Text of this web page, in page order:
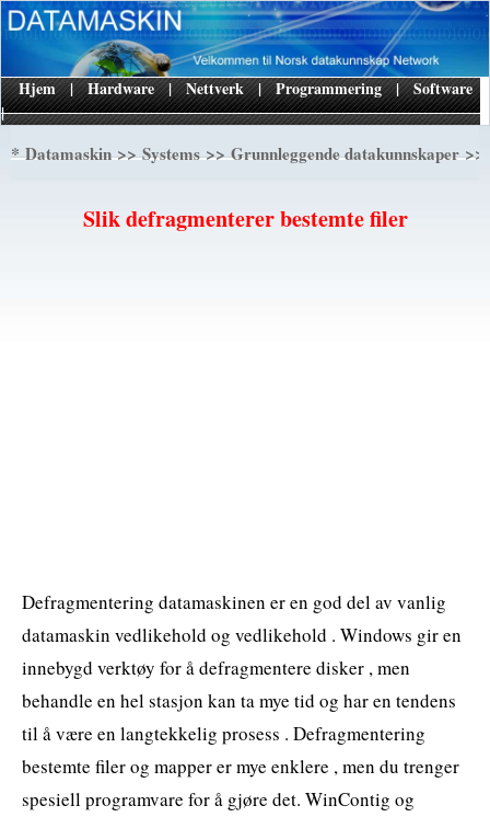
|
Hjem | Hardware | Nettverk | Programmering | Software
*Datamaskin>>Systems>>Grunnleggende datakunnskaper>>
Slik defragmenterer bestemte filer
Defragmentering datamaskinen er en god del av vanlig
datamaskin vedlikehold og vedlikehold . Windows gir en
innebygd verktøy for å defragmentere disker , men
behandle en hel stasjon kan ta mye tid og har en tendens
til å være en langtekkelig prosess . Defragmentering
bestemte filer og mapper er mye enklere , men du trenger
spesiell programvare for å gjøre det. WinContig og